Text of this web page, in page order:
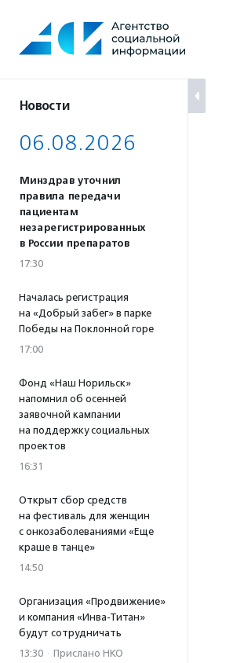
содержанию
Новости
06.08.2026
Минздрав уточнил
правила передачи
пациентам
незарегистрированных
в России препаратов
17:30
Началась регистрация
на «Добрый забег» в парке
Победы на Поклонной горе
17:00
Фонд «Наш Норильск»
напомнил об осенней
заявочной кампании
на поддержку социальных
проектов
16:31
Открыт сбор средств
на фестиваль для женщин
с онкозаболеваниями «Еще
краше в танце»
14:50
Организация «Продвижение»
и компания «Инва-Титан»
будут сотрудничать
13:30 · Прислано НКО